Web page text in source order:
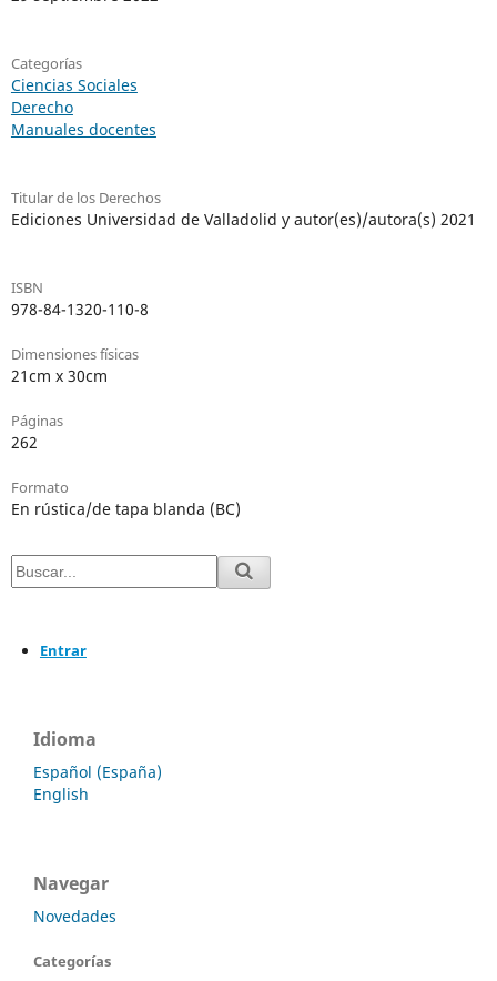
Categorías
Ciencias Sociales
Derecho
Manuales docentes
Titular de los Derechos
Ediciones Universidad de Valladolid y autor(es)/autora(s) 2021
ISBN
978-84-1320-110-8
Dimensiones físicas
21cm x 30cm
Páginas
262
Formato
En rústica/de tapa blanda (BC)
Entrar
Idioma
Español (España)
English
Navegar
Novedades
Categorías